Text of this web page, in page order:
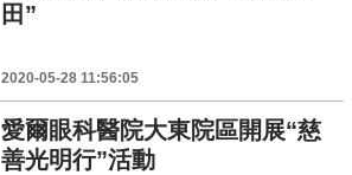
田”
2020-05-28 11:56:05
愛爾眼科醫院大東院區開展“慈
善光明行”活動